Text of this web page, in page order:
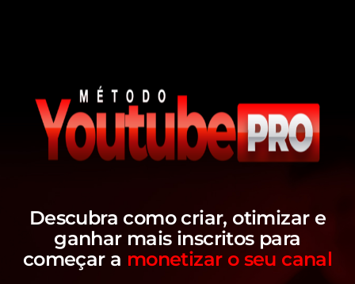
Descubra como criar, otimizar e
ganhar mais inscritos para
começar a monetizar o seu canal